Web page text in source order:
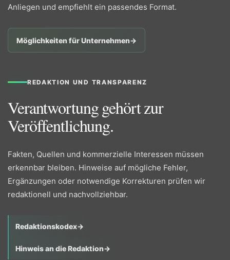
Anliegen und empfiehlt ein passendes Format.
Möglichkeiten für Unternehmen→
REDAKTION UND TRANSPARENZ
Verantwortung gehört zur
Veröffentlichung.
Fakten, Quellen und kommerzielle Interessen müssen
erkennbar bleiben. Hinweise auf mögliche Fehler,
Ergänzungen oder notwendige Korrekturen prüfen wir
redaktionell und nachvollziehbar.
Redaktionskodex→
Hinweis an die Redaktion→